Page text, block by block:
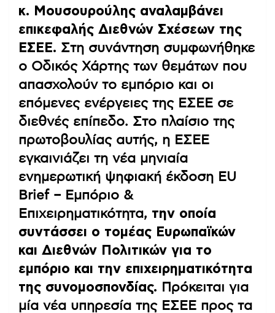
κ. Μουσουρούλης αναλαμβάνει
επικεφαλής Διεθνών Σχέσεων της
ΕΣΕΕ. Στη συνάντηση συμφωνήθηκε
ο Οδικός Χάρτης των θεμάτων που
απασχολούν το εμπόριο και οι
επόμενες ενέργειες της ΕΣΕΕ σε
διεθνές επίπεδο. Στο πλαίσιο της
πρωτοβουλίας αυτής, η ΕΣΕΕ
εγκαινιάζει τη νέα μηνιαία
ενημερωτική ψηφιακή έκδοση EU
Brief – Εμπόριο &
Επιχειρηματικότητα, την οποία
συντάσσει ο τομέας Ευρωπαϊκών
και Διεθνών Πολιτικών για το
εμπόριο και την επιχειρηματικότητα
της συνομοσπονδίας. Πρόκειται για
μία νέα υπηρεσία της ΕΣΕΕ προς τα